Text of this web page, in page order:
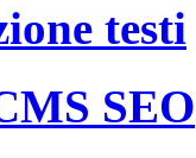
testi
SEO